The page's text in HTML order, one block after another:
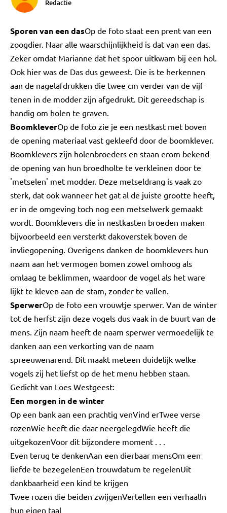
Redactie
Sporen van een dasOp de foto staat een prent van een
zoogdier. Naar alle waarschijnlijkheid is dat van een das.
Zeker omdat Marianne dat het spoor uitkwam bij een hol.
Ook hier was de Das dus geweest. Die is te herkennen
aan de nagelafdrukken die twee cm verder van de vijf
tenen in de modder zijn afgedrukt. Dit gereedschap is
handig om holen te graven.
BoomkleverOp de foto zie je een nestkast met boven
de opening materiaal vast gekleefd door de boomklever.
Boomklevers zijn holenbroeders en staan erom bekend
de opening van hun broedholte te verkleinen door te
'metselen' met modder. Deze metseldrang is vaak zo
sterk, dat ook wanneer het gat al de juiste grootte heeft,
er in de omgeving toch nog een metselwerk gemaakt
wordt. Boomklevers die in nestkasten broeden maken
bijvoorbeeld een versterkt dakoverstek boven de
invliegopening. Overigens danken de boomklevers hun
naam aan het vermogen bomen zowel omhoog als
omlaag te beklimmen, waardoor de vogel als het ware
lijkt te kleven aan de stam, zonder te vallen.
SperwerOp de foto een vrouwtje sperwer. Van de winter
tot de herfst zijn deze vogels dus vaak in de buurt van de
mens. Zijn naam heeft de naam sperwer vermoedelijk te
danken aan een verkorting van de naam
spreeuwenarend. Dit maakt meteen duidelijk welke
vogels zij het liefst op de het menu hebben staan.
Gedicht van Loes Westgeest:
Een morgen in de winter
Op een bank aan een prachtig venVind erTwee verse
rozenWie heeft die daar neergelegdWie heeft die
uitgekozenVoor dit bijzondere moment . . .
Even terug te denkenAan een dierbaar mensOm een
liefde te bezegelenEen trouwdatum te regelenUit
dankbaarheid een kind te krijgen
Twee rozen die beiden zwijgenVertellen een verhaalIn
hun eigen taal